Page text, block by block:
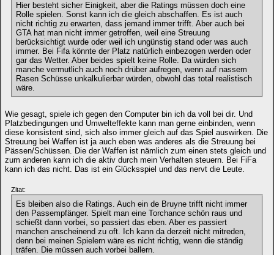
Hier besteht sicher Einigkeit, aber die Ratings müssen doch eine
Rolle spielen. Sonst kann ich die gleich abschaffen. Es ist auch
nicht richtig zu erwarten, dass jemand immer trifft. Aber auch bei
GTA hat man nicht immer getroffen, weil eine Streuung
berücksichtigt wurde oder weil ich ungünstig stand oder was auch
immer. Bei Fifa könnte der Platz natürlich einbezogen werden oder
gar das Wetter. Aber beides spielt keine Rolle. Da würden sich
manche vermutlich auch noch drüber aufregen, wenn auf nassem
Rasen Schüsse unkalkulierbar würden, obwohl das total realistisch
wäre.
Wie gesagt, spiele ich gegen den Computer bin ich da voll bei dir. Und
Platzbedingungen und Umwelteffekte kann man gerne einbinden, wenn
diese konsistent sind, sich also immer gleich auf das Spiel auswirken. Die
Streuung bei Waffen ist ja auch eben was anderes als die Streuung bei
Pässen/Schüssen. Die der Waffen ist nämlich zum einen stets gleich und
zum anderen kann ich die aktiv durch mein Verhalten steuern. Bei FiFa
kann ich das nicht. Das ist ein Glücksspiel und das nervt die Leute.
Zitat:
Es bleiben also die Ratings. Auch ein de Bruyne trifft nicht immer
den Passempfänger. Spielt man eine Torchance schön raus und
schießt dann vorbei, so passiert das eben. Aber es passiert
manchen anscheinend zu oft. Ich kann da derzeit nicht mitreden,
denn bei meinen Spielern wäre es nicht richtig, wenn die ständig
träfen. Die müssen auch vorbei ballern.